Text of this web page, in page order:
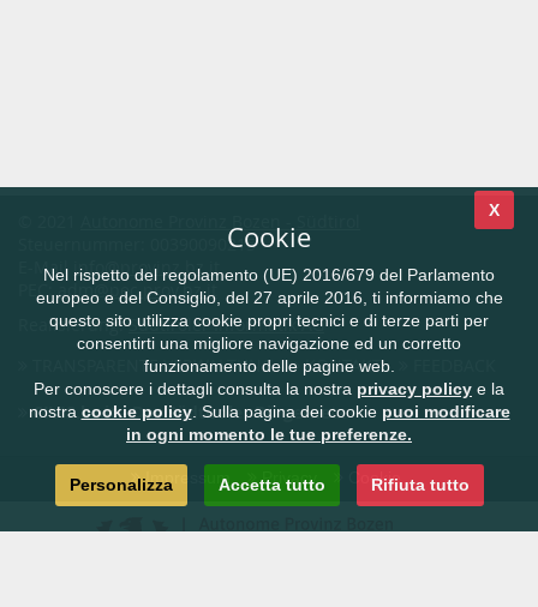
Steuernummer: 00390090215
E-Mail info@provinz.bz.it
PEC:adm@pec.prov.bz.it
Realisierung:Südtiroler Informatik AG
TRANSPARENTE VERWALTUNG
KONTAKT
CIVIS.bz.it - Das Südtiroler Bürgernetz
Impressum Privacy Cookie
X
Cookie
Nel rispetto del regolamento (UE) 2016/679 del Parlamento
europeo e del Consiglio, del 27 aprile 2016, ti informiamo che
questo sito utilizza cookie propri tecnici e di terze parti per
consentirti una migliore navigazione ed un corretto
funzionamento delle pagine web.
Per conoscere i dettagli consulta la nostra privacy policy e la
nostra cookie policy. Sulla pagina dei cookie puoi modificare
in ogni momento le tue preferenze.
Personalizza Accetta tutto Rifiuta tutto